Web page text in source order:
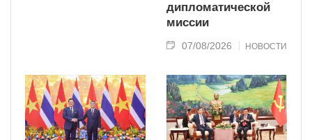
дипломатической
миссии
07/08/2026 НОВОСТИ